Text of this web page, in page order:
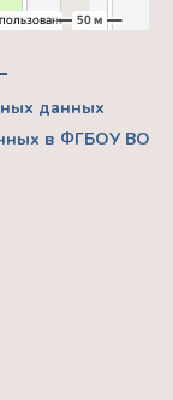
данных
в ФГБОУ ВО